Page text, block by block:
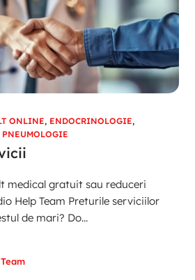
ONLINE, ENDOCRINOLOGIE,
PNEUMOLOGIE
medical gratuit sau reduceri
Help Team Preturile serviciilor
de mari? Do...